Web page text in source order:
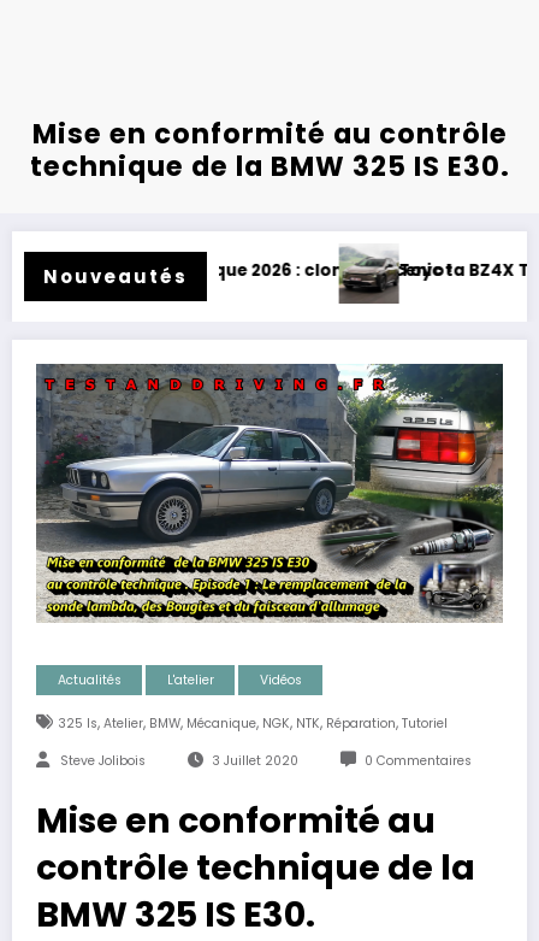
Mise en conformité au contrôle
technique de la BMW 325 IS E30.
Nouveautés
2026 : clone de Scenic !Toyota BZ4X Touring : électrique
Actualités L'atelier Vidéos
325 Is, Atelier, BMW, Mécanique, NGK, NTK, Réparation, Tutoriel
Steve Jolibois 3 Juillet 2020 0 Commentaires
Mise en conformité au
contrôle technique de la
BMW 325 IS E30.